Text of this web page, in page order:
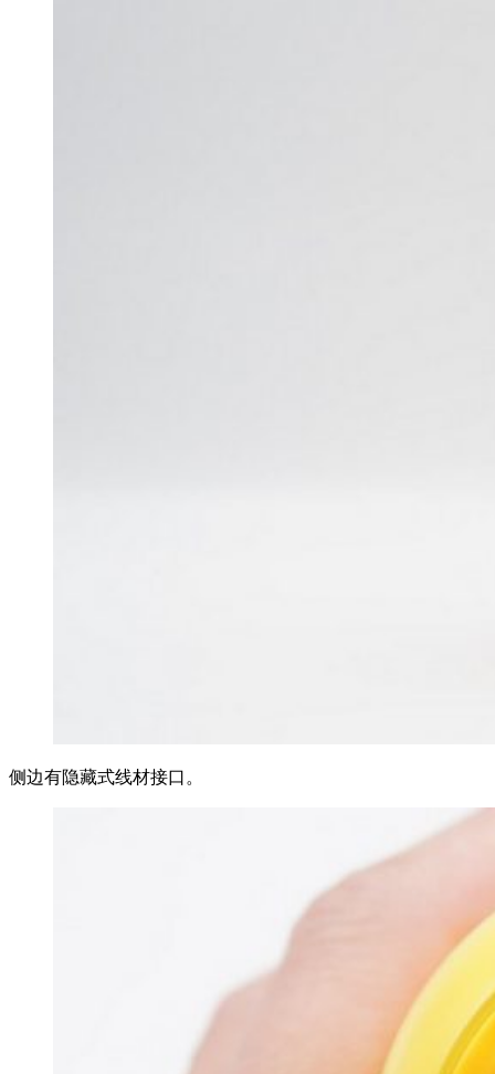
侧边有隐藏式线材接口。